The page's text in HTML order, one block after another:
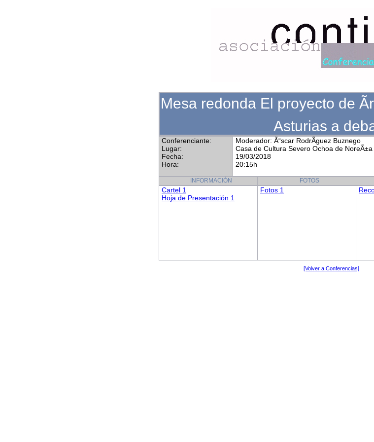
Mesa redonda El proyecto de
Asturias a
Conferenciante:
Lugar:
Fecha:
Hora:
Moderador: Ã“scar RodrÃ­guez Buznego
Casa de Cultura Severo Ochoa de NoreÃ±a
19/03/2018
20:15h
INFORMACIÓN FOTOS
Cartel 1
Hoja de Presentación 1
Fotos 1
[Volver a Conferencias]